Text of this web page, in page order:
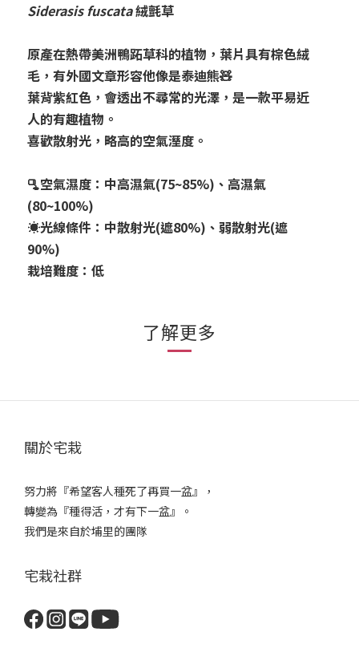
Siderasis fuscata絨氈草
原產在熱帶美洲鴨跖草科的植物，葉片具有棕色絨
毛，有外國文章形容他像是泰迪熊🧸
葉背紫紅色，會透出不尋常的光澤，是一款平易近
人的有趣植物。
喜歡散射光，略高的空氣溼度。
🫗空氣濕度：中高濕氣(75~85%)、高濕氣
(80~100%)
☀️光線條件：中散射光(遮80%)、弱散射光(遮
90%)
栽培難度：低
了解更多
關於宅栽
努力將『希望客人種死了再買一盆』，
轉變為『種得活，才有下一盆』。
我們是來自於埔里的團隊
宅栽社群